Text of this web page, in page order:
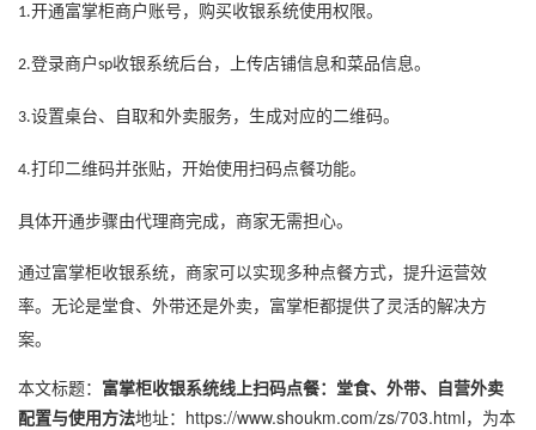
1.开通富掌柜商户账号，购买收银系统使用权限。
2.登录商户sp收银系统后台，上传店铺信息和菜品信息。
3.设置桌台、自取和外卖服务，生成对应的二维码。
4.打印二维码并张贴，开始使用扫码点餐功能。
具体开通步骤由代理商完成，商家无需担心。
通过富掌柜收银系统，商家可以实现多种点餐方式，提升运营效
率。无论是堂食、外带还是外卖，富掌柜都提供了灵活的解决方
案。
本文标题： 富掌柜收银系统线上扫码点餐：堂食、外带、自营外卖
配置与使用方法地址： https://www.shoukm.com/zs/703.html，为本